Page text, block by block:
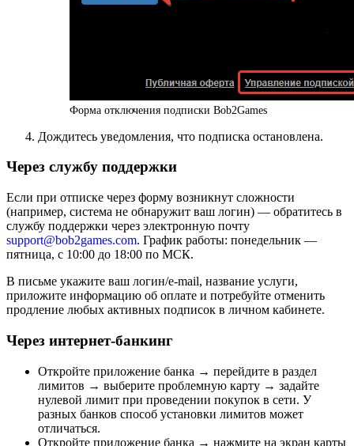
Форма отключения подписки Bob2Games
Дождитесь уведомления, что подписка остановлена.
Через службу поддержки
Если при отписке через форму возникнут сложности
(например, система не обнаружит ваш логин) — обратитесь в
службу поддержки через электронную почту
support@bob2games.com. График работы: понедельник —
пятница, с 10:00 до 18:00 по МСК.
В письме укажите ваш логин/e-mail, название услуги,
приложите информацию об оплате и потребуйте отменить
продление любых активных подписок в личном кабинете.
Через интернет-банкинг
Откройте приложение банка → перейдите в раздел
лимитов → выберите проблемную карту → задайте
нулевой лимит при проведении покупок в сети. У
разных банков способ установки лимитов может
отличаться.
Откройте приложение банка → нажмите на экран карты